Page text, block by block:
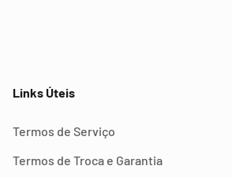
Links Úteis
Termos de Serviço
Termos de Troca e Garantia